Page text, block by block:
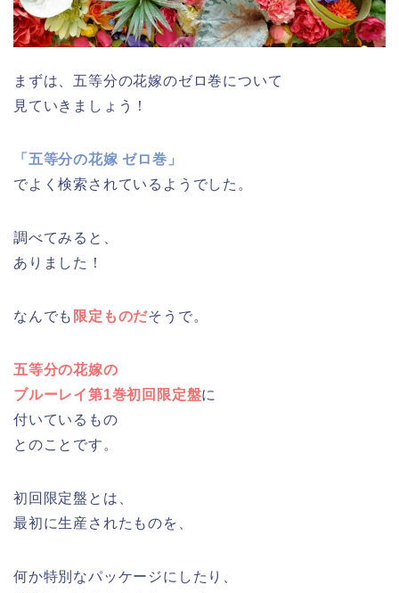
まずは、五等分の花嫁のゼロ巻について
見ていきましょう！
「五等分の花嫁 ゼロ巻」
でよく検索されているようでした。
調べてみると、
ありました！
なんでも 限定ものだそうで。
五等分の花嫁の
ブルーレイ第1巻初回限定盤に
付いているもの
とのことです。
初回限定盤とは、
最初に生産されたものを、
何か特別なパッケージにしたり、